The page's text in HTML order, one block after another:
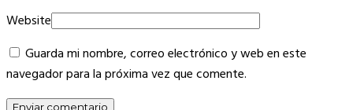
Website
Guarda mi nombre, correo electrónico y web en este
navegador para la próxima vez que comente.